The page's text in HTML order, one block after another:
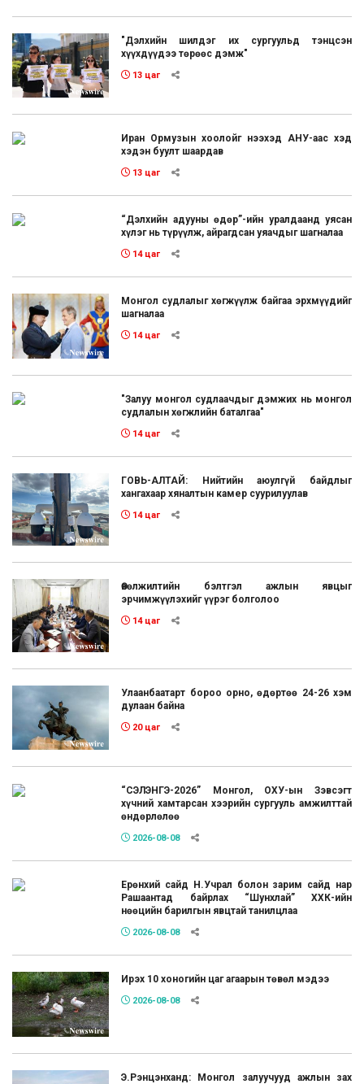
"Дэлхийн шилдэг их сургуульд тэнцсэн
хүүхдүүдээ төрөөс дэмж"
13 цаг
Иран Ормузын хоолойг нээхэд АНУ-аас хэд
хэдэн буулт шаардав
13 цаг
“Дэлхийн адууны өдөр”-ийн уралдаанд уясан
хүлэг нь түрүүлж, айрагдсан уяачдыг шагналаа
14 цаг
Монгол судлалыг хөгжүүлж байгаа эрхмүүдийг
шагналаа
14 цаг
"Залуу монгол судлаачдыг дэмжих нь монгол
судлалын хөгжлийн баталгаа"
14 цаг
ГОВЬ-АЛТАЙ: Нийтийн аюулгүй байдлыг
хангахаар хяналтын камер суурилуулав
14 цаг
Өвөлжилтийн бэлтгэл ажлын явцыг
эрчимжүүлэхийг үүрэг болголоо
14 цаг
Улаанбаатарт бороо орно, өдөртөө 24-26 хэм
дулаан байна
20 цаг
“СЭЛЭНГЭ-2026” Монгол, ОХУ-ын Зэвсэгт
хүчний хамтарсан хээрийн сургууль амжилттай
өндөрлөлөө
2026-08-08
Ерөнхий сайд Н.Учрал болон зарим сайд нар
Рашаантад байрлах “Шунхлай” ХХК-ийн
нөөцийн барилгын явцтай танилцлаа
2026-08-08
Ирэх 10 хоногийн цаг агаарын төвөл мэдээ
2026-08-08
Э.Рэнцэнханд: Монгол залуучууд ажлын зах